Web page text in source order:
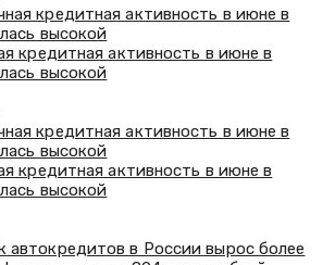
кредитная активность в июне в
высокой
кредитная активность в июне в
высокой